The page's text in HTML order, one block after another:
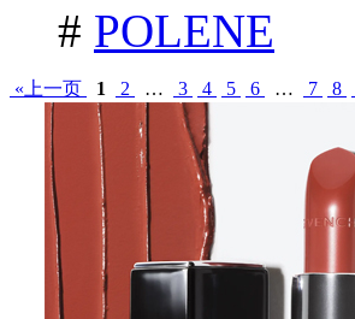
# POLENE
«上一页 1 2 … 3 4 5 6 … 7 8